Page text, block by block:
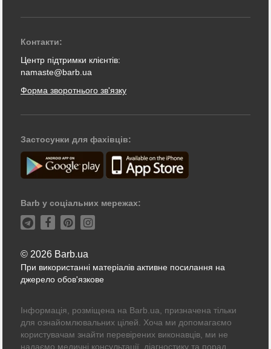
Контакти:
Центр підтримки клієнтів:
namaste@barb.ua
Форма зворотнього зв'язку
Застосунки для фахівців:
Barb у соціальних мережах:
© 2026 Barb.ua
При використанні матеріалів активне посилання на
джерело обов'язкове
Інформація, розміщена на Barb.ua, призначена тільки
для ознайомлювальних цілей. Хоча ми допомагаємо
користувачам знайти перевірених виконавців, ми не
надаємо медичні консультації, діагностику та порад.